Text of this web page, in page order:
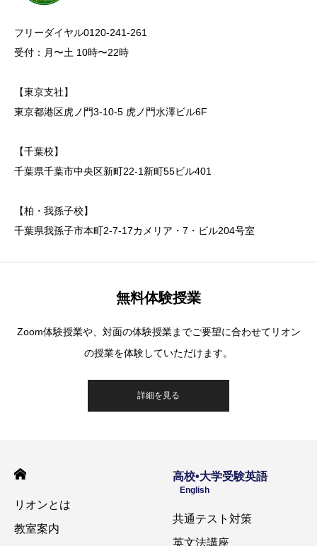
フリーダイヤル0120-241-261
受付：月〜土 10時〜22時
【東京支社】
東京都港区虎ノ門3-10-5 虎ノ門水澤ビル6F
【千葉校】
千葉県千葉市中央区新町22-1新町55ビル401
【柏・我孫子校】
千葉県我孫子市本町2-7-17カメリア・7・ビル204号室
無料体験授業
Zoom体験授業や、対面の体験授業までご要望に合わせてリオン
の授業を体験していただけます。
詳細を見る
リオンとは
教室案内
高校•大学受験英語
English
共通テスト対策
英文法講座